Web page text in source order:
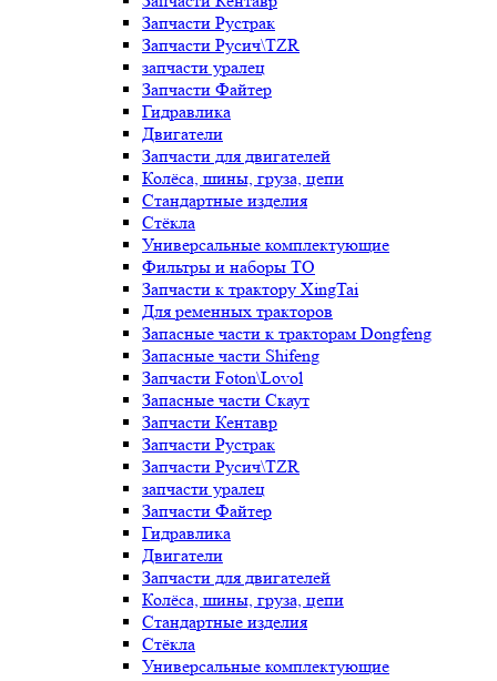
Запчасти Рустрак
Запчасти Русич\TZR
запчасти уралец
Запчасти Файтер
Гидравлика
Двигатели
Запчасти для двигателей
Колёса, шины, груза, цепи
Стандартные изделия
Стёкла
Универсальные комплектующие
Фильтры и наборы ТО
Запчасти к трактору XingTai
Для ременных тракторов
Запасные части к тракторам Dongfeng
Запасные части Shifeng
Запчасти Foton\Lovol
Запасные части Скаут
Запчасти Кентавр
Запчасти Рустрак
Запчасти Русич\TZR
запчасти уралец
Запчасти Файтер
Гидравлика
Двигатели
Запчасти для двигателей
Колёса, шины, груза, цепи
Стандартные изделия
Стёкла
Универсальные комплектующие